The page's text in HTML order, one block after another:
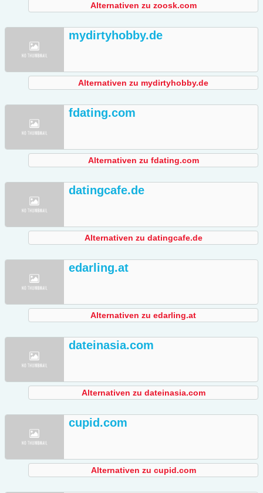
Alternativen zu zoosk.com
mydirtyhobby.de
Alternativen zu mydirtyhobby.de
fdating.com
Alternativen zu fdating.com
datingcafe.de
Alternativen zu datingcafe.de
edarling.at
Alternativen zu edarling.at
dateinasia.com
Alternativen zu dateinasia.com
cupid.com
Alternativen zu cupid.com